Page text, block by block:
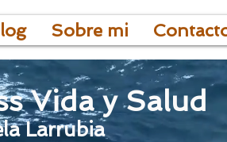
Sobre mi
Vida y Salud
Larrubia